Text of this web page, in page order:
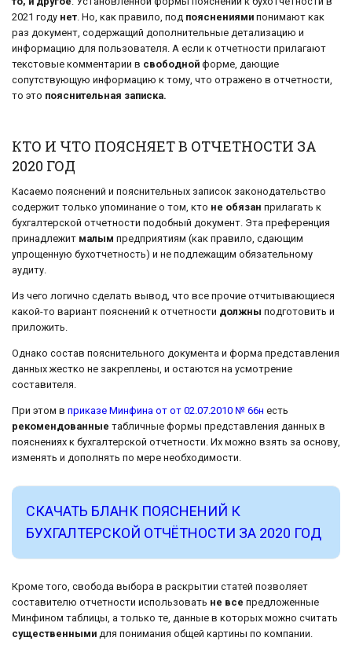
2021 году нет . Но, как правило, под пояснениями понимают как
раз документ, содержащий дополнительные детализацию и
информацию для пользователя. А если к отчетности прилагают
текстовые комментарии в свободной форме, дающие
сопутствующую информацию к тому, что отражено в отчетности,
то это пояснительная записка.
КТО И ЧТО ПОЯСНЯЕТ В ОТЧЕТНОСТИ ЗА
2020 ГОД
Касаемо пояснений и пояснительных записок законодательство
содержит только упоминание о том, кто не обязан прилагать к
бухгалтерской отчетности подобный документ. Эта преференция
принадлежит малым предприятиям (как правило, сдающим
упрощенную бухотчетность) и не подлежащим обязательному
аудиту.
Из чего логично сделать вывод, что все прочие отчитывающиеся
какой-то вариант пояснений к отчетности должны подготовить и
приложить.
Однако состав пояснительного документа и форма представления
данных жестко не закреплены, и остаются на усмотрение
составителя.
При этом в приказе Минфина от от 02.07.2010 № 66н есть
рекомендованные табличные формы представления данных в
пояснениях к бухгалтерской отчетности. Их можно взять за основу,
изменять и дополнять по мере необходимости.
СКАЧАТЬ БЛАНК ПОЯСНЕНИЙ К
БУХГАЛТЕРСКОЙ ОТЧЁТНОСТИ ЗА 2020 ГОД
Кроме того, свобода выбора в раскрытии статей позволяет
составителю отчетности использовать не все предложенные
Минфином таблицы, а только те, данные в которых можно считать
существенными для понимания общей картины по компании.